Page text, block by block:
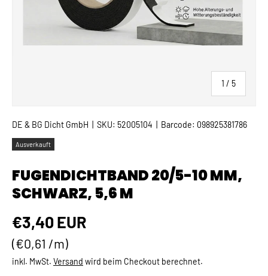
1 / von
5
DE & BG Dicht GmbH SKU: 52005104 Barcode: 098925381786
Ausverkauft
FUGENDICHTBAND 20/5-10 MM,
SCHWARZ, 5,6 M
Normaler Preis
€3,40 EUR
Grundpreis
€0,61 /m
inkl. MwSt. Versand wird beim Checkout berechnet.